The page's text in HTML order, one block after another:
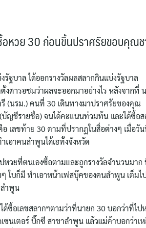
อหวย 30 ก่อนขึ้นปราศรัยขอบคุณ
ฐบาล ได้ออกรางวัลผลสลากกินแบ่งรัฐบาล
ตารอชมว่าผลจะออกมาอย่างไร หลังจากที่
(นรม.) คนที่ 30 เดินทางมาปราศรัยของคุณ
ญชีรายชื่อ) จนได้คะแนนท่วมท้น และได้ซื้อส
เลขท้าย 30 ตามที่ปรากฏในสื่อต่างๆ เมื่อวั
อาคนลำพูนได้เฮทั้งจังหวัด
วยที่ตนเองซื้อตามและถูกรางวัลจำนวนมาก
ใบก็มี ทำเอาหน้าเฟสบุ๊คของคนลำพูน เต็มไ
ำพูน
ด้ซื้อเลขสลากฯตามว่าที่นายก 30 บอกว่าที่ไป
นเตอร์ บิ๊กซี สาขาลำพูน แล้วแม่ค้าบอกว่าเ